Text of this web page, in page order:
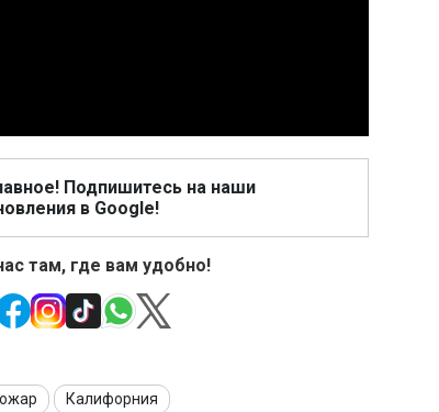
Подпишитесь на наши
в Google!
там, где вам удобно!
Калифорния